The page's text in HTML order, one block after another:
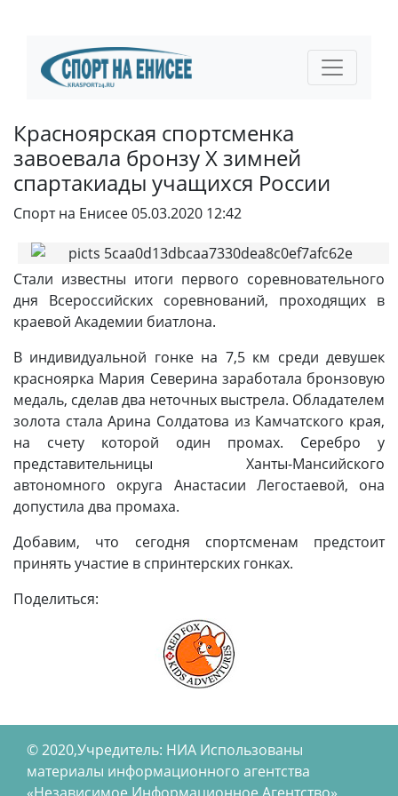
Красноярская спортсменка
завоевала бронзу X зимней
спартакиады учащихся России
Спорт на Енисее05.03.2020 12:42
Стали известны итоги первого соревновательного
дня Всероссийских соревнований, проходящих в
краевой Академии биатлона.
В индивидуальной гонке на 7,5 км среди девушек
красноярка Мария Северина заработала бронзовую
медаль, сделав два неточных выстрела. Обладателем
золота стала Арина Солдатова из Камчатского края,
на счету которой один промах. Серебро у
представительницы Ханты-Мансийского
автономного округа Анастасии Легостаевой, она
допустила два промаха.
Добавим, что сегодня спортсменам предстоит
принять участие в спринтерских гонках.
Поделиться:
© 2020,Учредитель: НИА Использованы
материалы информационного агентства